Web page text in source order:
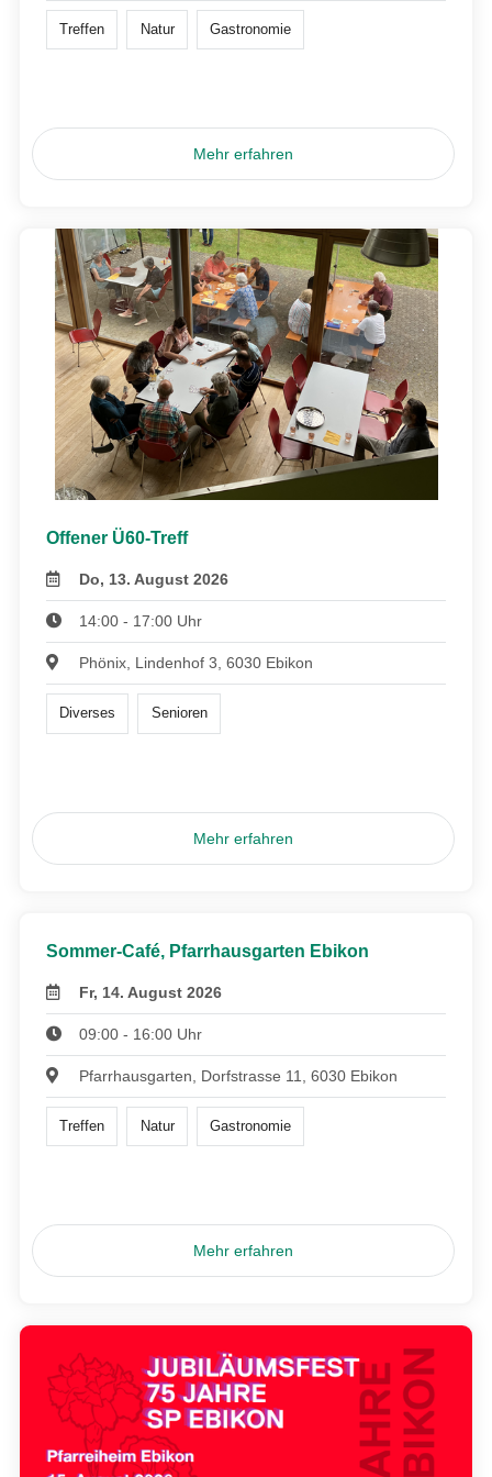
Treffen Natur Gastronomie
Mehr erfahren
Offener Ü60-Treff
Do, 13. August 2026
14:00 - 17:00 Uhr
Phönix, Lindenhof 3, 6030 Ebikon
Diverses Senioren
Mehr erfahren
Sommer-Café, Pfarrhausgarten Ebikon
Fr, 14. August 2026
09:00 - 16:00 Uhr
Pfarrhausgarten, Dorfstrasse 11, 6030 Ebikon
Treffen Natur Gastronomie
Mehr erfahren